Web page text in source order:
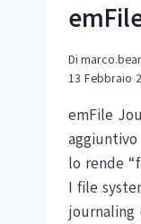
Di
13 Febbraio
emFile
lo rende
I file
journaling